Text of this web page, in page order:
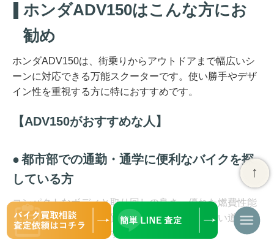
ホンダADV150はこんな方にお
勧め
ホンダADV150は、街乗りからアウトドアまで幅広いシ
ーンに対応できる万能スクーターです。使い勝手やデザ
イン性を重視する方に特におすすめです。
ADV150がおすすめな人
都市部での通勤・通学に便利なバイクを探
している方
コンパクトなボディと取り回しの良さ、優れた燃費性能
で毎日の通勤や通学、買い物にも最適です。狭い道や渋
滞もラクに走行できます。